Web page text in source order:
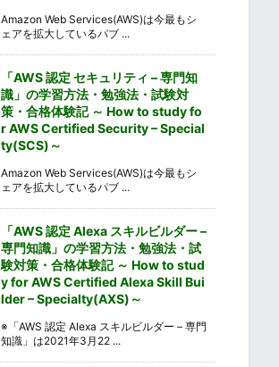
Amazon Web Services(AWS)は今最もシ
ェアを拡大しているパブ ...
「AWS 認定 セキュリティ – 専門知
識」の学習方法・勉強法・試験対
策・合格体験記 ～ How to study fo
r AWS Certified Security – Special
ty(SCS)～
Amazon Web Services(AWS)は今最もシ
ェアを拡大しているパブ ...
「AWS 認定 Alexa スキルビルダー –
専門知識」の学習方法・勉強法・試
験対策・合格体験記 ～ How to stud
y for AWS Certified Alexa Skill Bui
lder – Specialty(AXS)～
※「AWS 認定 Alexa スキルビルダー – 専門
知識」は2021年3月22 ...